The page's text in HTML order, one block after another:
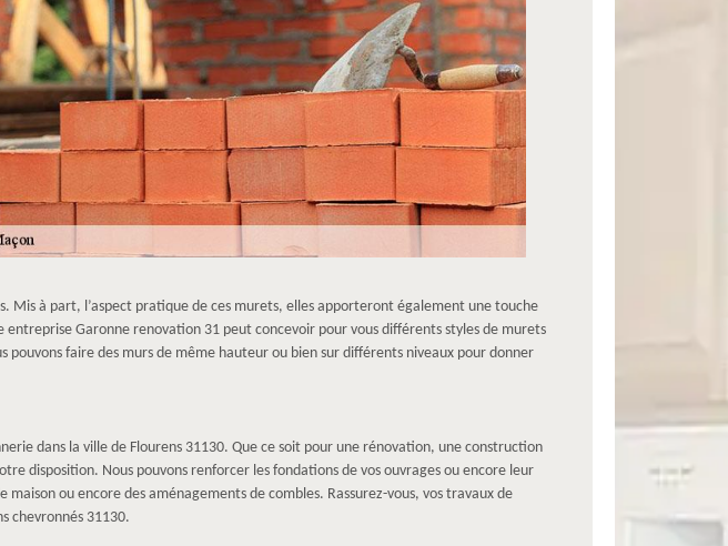
à part, l’aspect pratique de ces murets, elles apporteront également une touche
Garonne renovation 31 peut concevoir pour vous différents styles de murets
faire des murs de même hauteur ou bien sur différents niveaux pour donner
dans la ville de Flourens 31130. Que ce soit pour une rénovation, une construction
disposition. Nous pouvons renforcer les fondations de vos ouvrages ou encore leur
ou encore des aménagements de combles. Rassurez-vous, vos travaux de
chevronnés 31130.